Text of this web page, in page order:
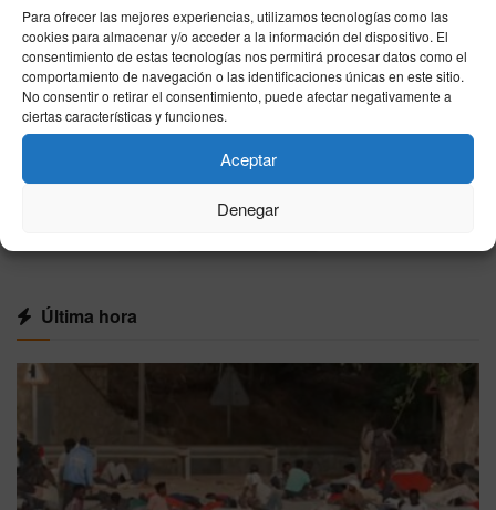
Para ofrecer las mejores experiencias, utilizamos tecnologías como las
cookies para almacenar y/o acceder a la información del dispositivo. El
consentimiento de estas tecnologías nos permitirá procesar datos como el
comportamiento de navegación o las identificaciones únicas en este sitio.
No consentir o retirar el consentimiento, puede afectar negativamente a
ciertas características y funciones.
Aceptar
Denegar
que sea la residencia habitual
07/08/2026
España se parte en dos este viernes: hasta 41
grados en el sur mientras el norte esquiva el
calor extremo
Última hora